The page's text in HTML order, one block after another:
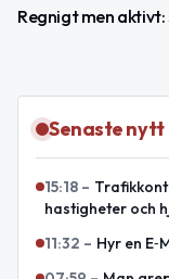
Regnigt men
Senaste nytt
15:18 –
hastigheter och
11:32 – Hyr en